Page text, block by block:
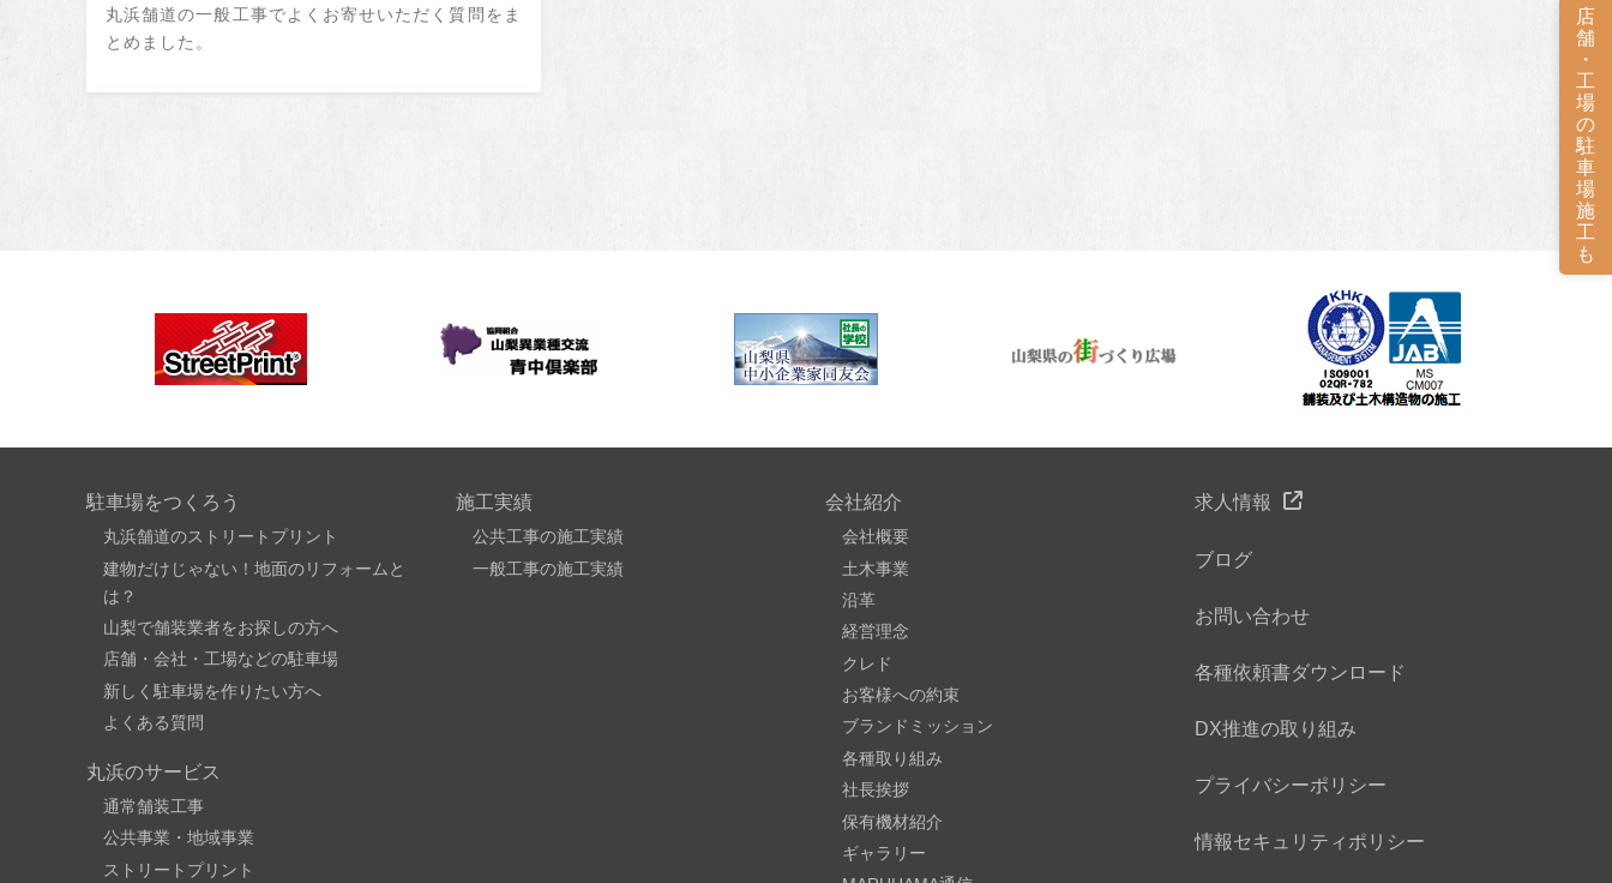
丸浜舗道の一般工事でよくお寄せいただく質問をま
とめました。
駐車場をつくろう
丸浜舗道のストリートプリント
建物だけじゃない！地面のリフォームと
は？
山梨で舗装業者をお探しの方へ
店舗・会社・工場などの駐車場
新しく駐車場を作りたい方へ
よくある質問
丸浜のサービス
通常舗装工事
公共事業・地域事業
ストリートプリント
施工実績
公共工事の施工実績
一般工事の施工実績
会社紹介
会社概要
土木事業
沿革
経営理念
クレド
お客様への約束
ブランドミッション
各種取り組み
社長挨拶
保有機材紹介
ギャラリー
求人情報
ブログ
お問い合わせ
各種依頼書ダウンロード
DX推進の取り組み
プライバシーポリシー
情報セキュリティポリシー
店
舗
・
工
場
の
駐
車
場
施
工
も